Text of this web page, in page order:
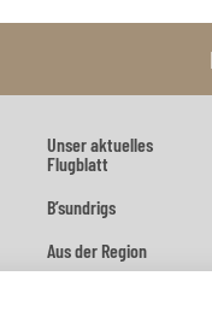
Unser aktuelles
Flugblatt
B’sundrigs
Aus der Region